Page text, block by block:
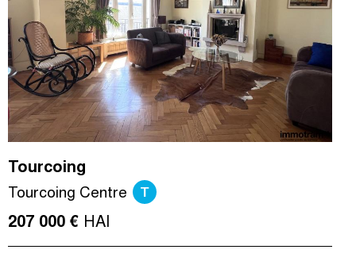
Tourcoing
Tourcoing Centre T
207 000 € HAI